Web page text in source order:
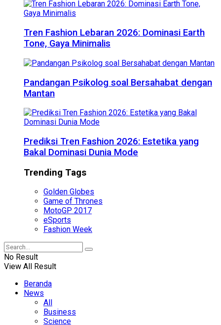
Tren Fashion Lebaran 2026: Dominasi Earth
Tone, Gaya Minimalis
Pandangan Psikolog soal Bersahabat dengan
Mantan
Prediksi Tren Fashion 2026: Estetika yang
Bakal Dominasi Dunia Mode
Trending Tags
Golden Globes
Game of Thrones
MotoGP 2017
eSports
Fashion Week
No Result
View All Result
Beranda
News
All
Business
Science